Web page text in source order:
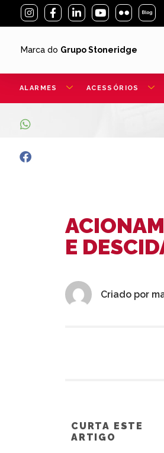
Marca do Grupo Stoneridge
ALARMES ACESSÓRIOS
E
Criado por
CURTA ESTE
ARTIGO